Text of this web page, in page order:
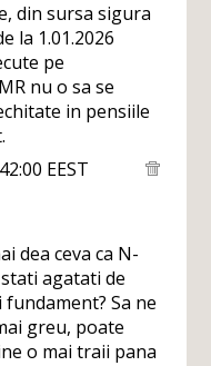
din sursa sigura
la 1.01.2026
pe
nu o sa se
in pensiile
EEST
dea ceva ca N-
stati agatati de
Sa ne
greu, poate
o mai traii pana